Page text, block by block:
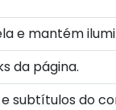
e mantém
da página.
subtítulos do